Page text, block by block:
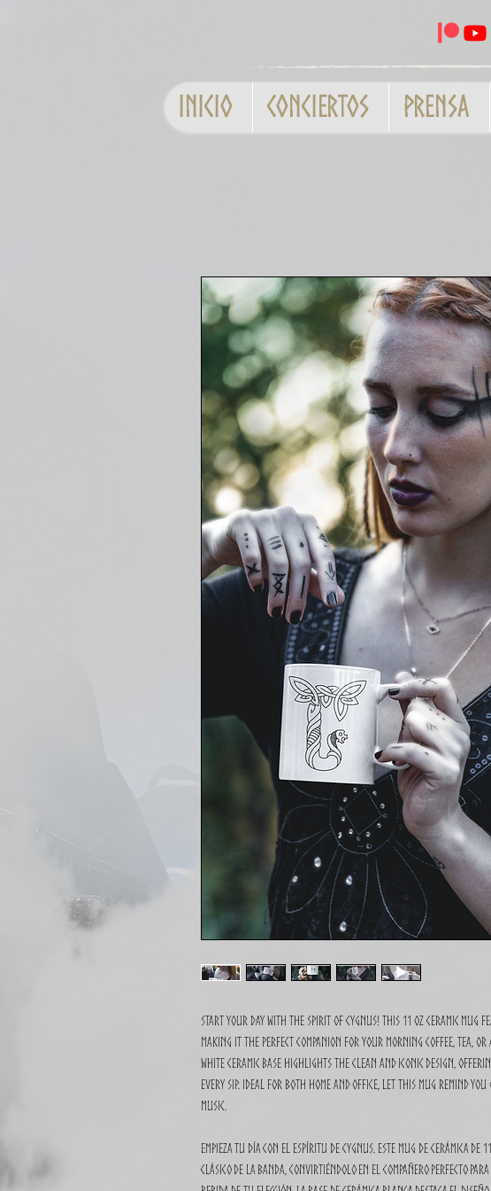
Inicio Conciertos Prensa
Start your day with the spirit of CYGNUS! This 11 oz ceramic mug
making it the perfect companion for your morning coffee, tea, or
white ceramic base highlights the clean and iconic design,
every sip. Ideal for both home and office, let this mug remind
music.
Empieza tu día con el espíritu de CYGNUS. Este mug de cerámica
clásico de la banda, convirtiéndolo en el compañero perfecto